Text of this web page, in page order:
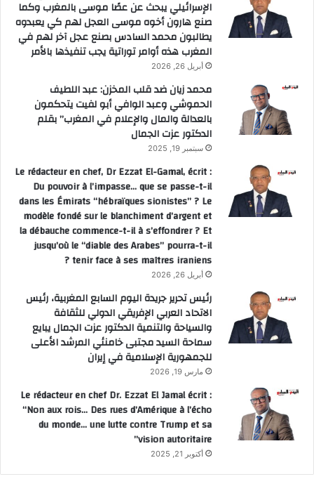
الإسرائيلي يبحث عن عصًا موسى بالمغرب وكما
صنع هارون أخوه موسى العجل لهم كي يعبدوه
يطالبون محمد السادس بصنع عجل آخر لهم في
المغرب هذه أوامر توراتية يجب تنفيذها بالأمر
أبريل 26, 2026
محمد زيان ضد قلب المخزن: عبد اللطيف
الحموشي وعبد الوافي أبو لفيت يتحكمون
بالعدالة والمال والإعلام في المغرب” بقلم
الدكتور عزت الجمال
سبتمبر 19, 2025
Le rédacteur en chef, Dr Ezzat El-Gamal, écrit :
Du pouvoir à l’impasse… que se passe-t-il
dans les Émirats “hébraïques sionistes” ? Le
modèle fondé sur le blanchiment d’argent et
la débauche commence-t-il à s’effondrer ? Et
jusqu’où le “diable des Arabes” pourra-t-il
tenir face à ses maîtres iraniens ?
أبريل 26, 2026
رئيس تحرير جريدة اليوم السابع المغربية، رئيس
الاتحاد العربي الإفريقي الدولي للثقافة
والسياحة والتنمية الدكتور عزت الجمال يبايع
سماحة السيد مجتبى خامنئي المرشد الأعلى
للجمهورية الإسلامية في إيران
مارس 19, 2026
Le rédacteur en chef Dr. Ezzat El Jamal écrit :
“Non aux rois… Des rues d’Amérique à l’écho
du monde… une lutte contre Trump et sa
vision autoritaire”
أكتوبر 21, 2025